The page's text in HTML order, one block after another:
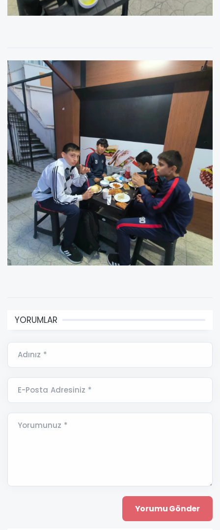
YORUMLAR
Adınız *
E-Posta Adresiniz *
Yorumunuz *